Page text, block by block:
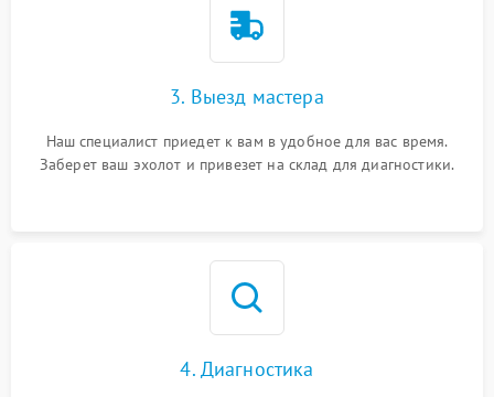
3. Выезд мастера
Наш специалист приедет к вам в удобное для вас время.
Заберет ваш эхолот и привезет на склад для диагностики.
4. Диагностика